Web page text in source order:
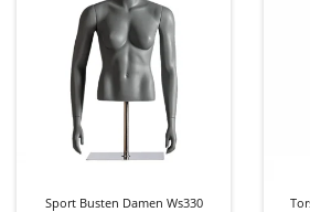
Sport Busten Damen Ws330